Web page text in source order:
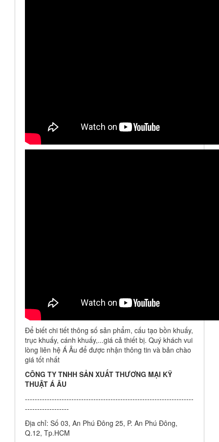
Để biết chi tiết thông số sản phẩm, cấu tạo bồn khuấy,
trục khuấy, cánh khuấy,...giá cả thiết bị. Quý khách vui
lòng liên hệ Á Âu để được nhận thông tin và bản chào
giá tốt nhất
CÔNG TY TNHH SẢN XUẤT THƯƠNG MẠI KỸ
THUẬT Á ÂU
---------------------------------------------------------------------
------------------
Địa chỉ: Số 03, An Phú Đông 25, P. An Phú Đông,
Q.12, Tp.HCM